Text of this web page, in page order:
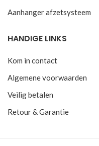
Aanhanger afzetsysteem
HANDIGE LINKS
Kom in contact
Algemene voorwaarden
Veilig betalen
Retour & Garantie